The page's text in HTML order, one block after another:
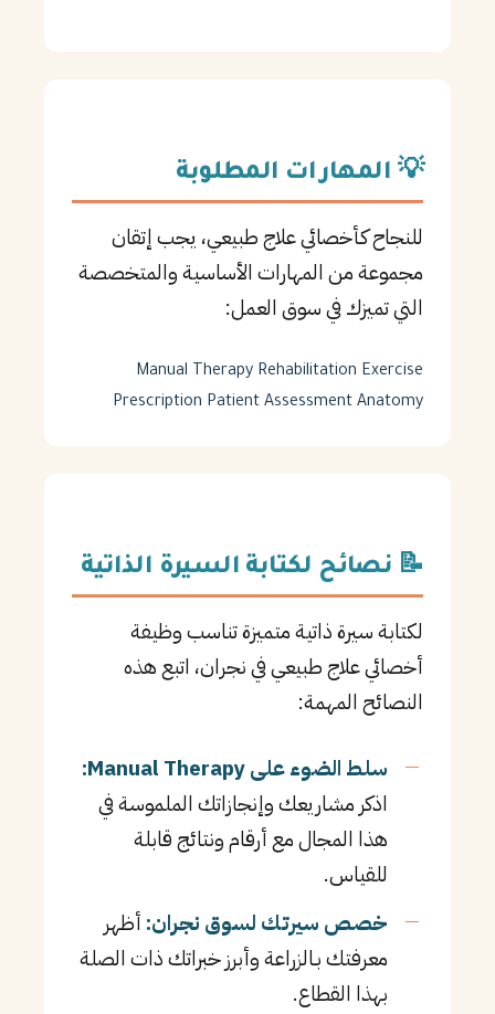
💡 المهارات المطلوبة
للنجاح كـأخصائي علاج طبيعي، يجب إتقان
مجموعة من المهارات الأساسية والمتخصصة
التي تميزك في سوق العمل:
Manual Therapy Rehabilitation Exercise
Prescription Patient Assessment Anatomy
📝 نصائح لكتابة السيرة الذاتية
لكتابة سيرة ذاتية متميزة تناسب وظيفة
أخصائي علاج طبيعي في نجران، اتبع هذه
النصائح المهمة:
سلط الضوء على Manual Therapy:
اذكر مشاريعك وإنجازاتك الملموسة في
هذا المجال مع أرقام ونتائج قابلة
للقياس.
خصص سيرتك لسوق نجران: أظهر
معرفتك بـالزراعة وأبرز خبراتك ذات الصلة
بهذا القطاع.